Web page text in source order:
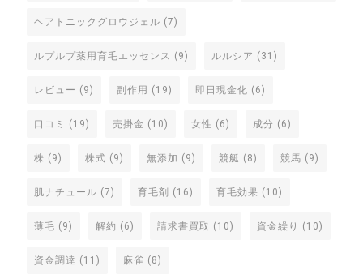
ヘアトニックグロウジェル (7)
ルプルプ薬用育毛エッセンス (9) ルルシア (31)
レビュー (9) 副作用 (19) 即日現金化 (6)
口コミ (19) 売掛金 (10) 女性 (6) 成分 (6)
株 (9) 株式 (9) 無添加 (9) 競艇 (8) 競馬 (9)
肌ナチュール (7) 育毛剤 (16) 育毛効果 (10)
薄毛 (9) 解約 (6) 請求書買取 (10) 資金繰り (10)
資金調達 (11) 麻雀 (8)